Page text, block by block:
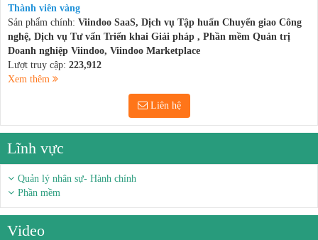
Thành viên vàng
Sản phẩm chính: Viindoo SaaS, Dịch vụ Tập huấn Chuyển giao Công
nghệ, Dịch vụ Tư vấn Triển khai Giải pháp , Phần mềm Quản trị
Doanh nghiệp Viindoo, Viindoo Marketplace
Lượt truy cập: 223,912
Xem thêm
Liên hệ
Lĩnh vực
Quản lý nhân sự- Hành chính
Phần mềm
Video